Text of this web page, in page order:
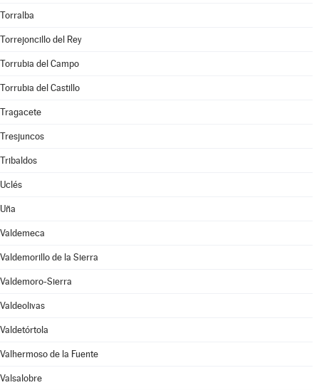
Torralba
Torrejoncillo del Rey
Torrubia del Campo
Torrubia del Castillo
Tragacete
Tresjuncos
Tribaldos
Uclés
Uña
Valdemeca
Valdemorillo de la Sierra
Valdemoro-Sierra
Valdeolivas
Valdetórtola
Valhermoso de la Fuente
Valsalobre